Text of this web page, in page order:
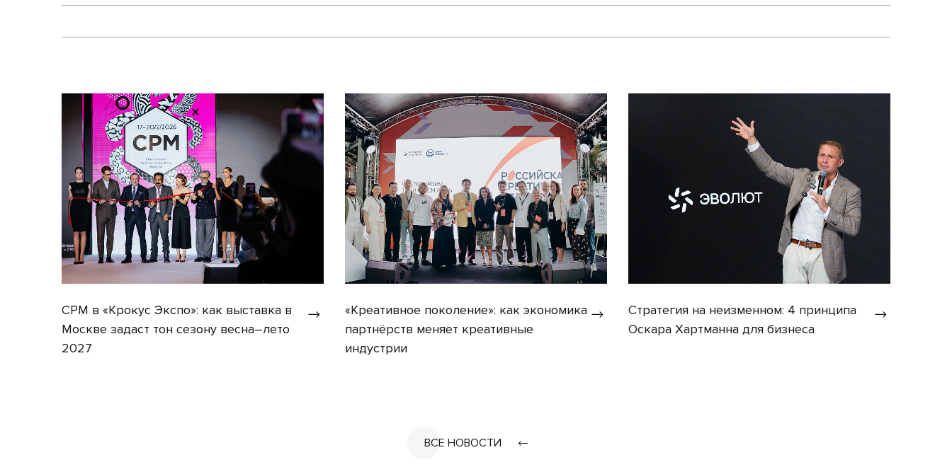
CPM в «Крокус Экспо»: как выставка в
Москве задаст тон сезону весна–лето
2027
«Креативное поколение»: как экономика
партнёрств меняет креативные
индустрии
Стратегия на неизменном: 4 принципа
Оскара Хартманна для бизнеса
ВСЕ НОВОСТИ